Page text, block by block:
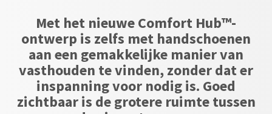
Met het nieuwe Comfort Hub™-
ontwerp is zelfs met handschoenen
aan een gemakkelijke manier van
vasthouden te vinden, zonder dat er
inspanning voor nodig is. Goed
zichtbaar is de grotere ruimte tussen